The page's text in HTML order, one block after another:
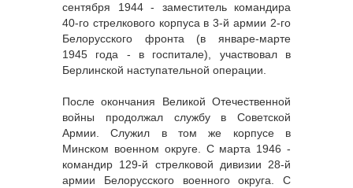
сентября 1944 - заместитель командира
40-го стрелкового корпуса в 3-й армии 2-го
Белорусского фронта (в январе-марте
1945 года - в госпитале), участвовал в
Берлинской наступательной операции.
После окончания Великой Отечественной
войны продолжал службу в Советской
Армии. Служил в том же корпусе в
Минском военном округе. С марта 1946 -
командир 129-й стрелковой дивизии 28-й
армии Белорусского военного округа. С